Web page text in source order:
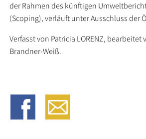
der Rahmen des künftigen
(Scoping), verläuft unter Ausschluss der
Verfasst von Patricia LORENZ, bearbeitet
Brandner-Weiß.